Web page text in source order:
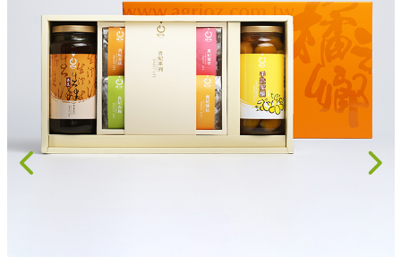
油、醬油
調味、醬料
加工食品
果乾、點心
果醬、蜂蜜
咖啡
花果茶飲
關於我們
加入我們
登入